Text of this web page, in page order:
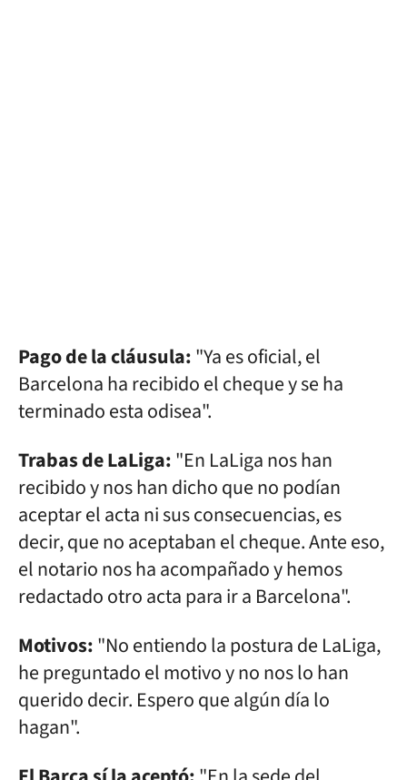
Pago de la cláusula:"Ya es oficial, el
Barcelona ha recibido el cheque y se ha
terminado esta odisea".
Trabas de LaLiga:"En LaLiga nos han
recibido y nos han dicho que no podían
aceptar el acta ni sus consecuencias, es
decir, que no aceptaban el cheque. Ante eso,
el notario nos ha acompañado y hemos
redactado otro acta para ir a Barcelona".
Motivos:"No entiendo la postura de LaLiga,
he preguntado el motivo y no nos lo han
querido decir. Espero que algún día lo
hagan".